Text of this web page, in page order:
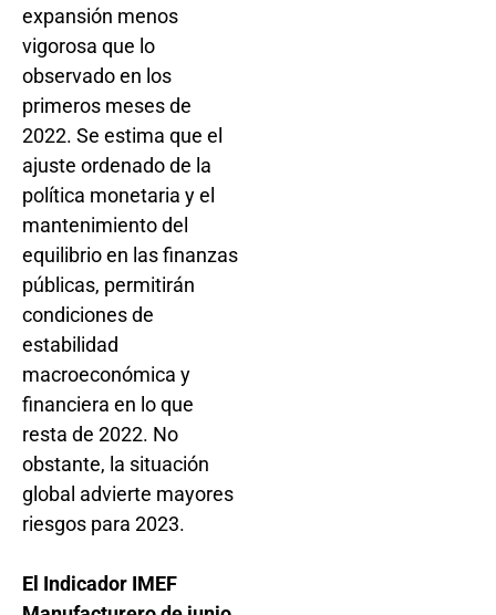
expansión menos
vigorosa que lo
observado en los
primeros meses de
2022. Se estima que el
ajuste ordenado de la
política monetaria y el
mantenimiento del
equilibrio en las finanzas
públicas, permitirán
condiciones de
estabilidad
macroeconómica y
financiera en lo que
resta de 2022. No
obstante, la situación
global advierte mayores
riesgos para 2023.
El Indicador IMEF